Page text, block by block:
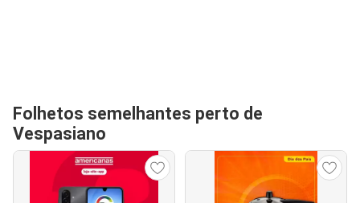
Folhetos semelhantes perto de
Vespasiano